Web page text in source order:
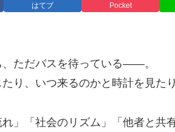
はてブ Pocket
ただバスを待っている――。
り、いつ来るのかと時計を見た
」「社会のリズム」「他者と共